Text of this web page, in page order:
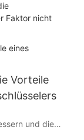
Faktor nicht
Vorteile
und die
Sie die